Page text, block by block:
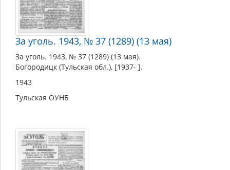
За уголь. 1943, № 37 (1289) (13 мая)
За уголь. 1943, № 37 (1289) (13 мая).
Богородицк (Тульская обл.), [1937- ].
1943
Тульская ОУНБ